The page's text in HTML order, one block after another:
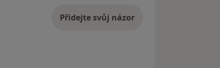
Přidejte svůj názor